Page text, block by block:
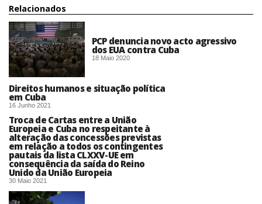
Relacionados
PCP denuncia novo acto agressivo
dos EUA contra Cuba
18 Maio 2020
Direitos humanos e situação política
em Cuba
16 Junho 2021
Troca de Cartas entre a União
Europeia e Cuba no respeitante à
alteração das concessões previstas
em relação a todos os contingentes
pautais da lista CLXXV-UE em
consequência da saída do Reino
Unido da União Europeia
30 Maio 2021